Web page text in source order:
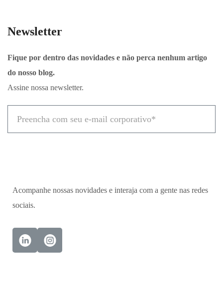
Newsletter
Fique por dentro das novidades e não perca nenhum artigo
do nosso blog.
Assine nossa newsletter.
Acompanhe nossas novidades e interaja com a gente nas redes
sociais.